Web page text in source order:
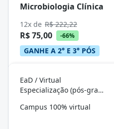
Microbiologia Clínica
12x de R$ 222,22
R$ 75,00 -66%
GANHE A 2° E 3° PÓS
EaD / Virtual
Especialização (pós-graduação)
Campus 100% virtual